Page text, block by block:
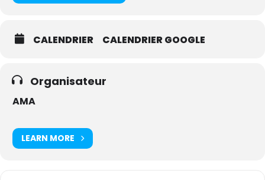
CALENDRIER CALENDRIER GOOGLE
Organisateur
AMA
LEARN MORE